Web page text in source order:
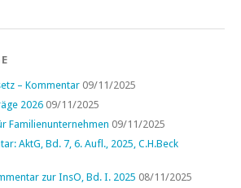
– Kommentar 09/11/2025
2026 09/11/2025
Familienunternehmen 09/11/2025
AktG, Bd. 7, 6. Aufl., 2025, C.H.Beck
zur InsO, Bd. I. 2025 08/11/2025